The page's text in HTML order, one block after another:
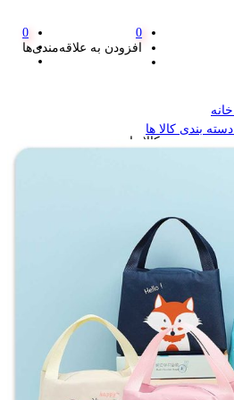
0
افزودن به علاقه‌مندی‌ها
0
خانه
دسته بندی کالا ها
دسته بندی کالا ها
اتود و نوک
روان نویس فانتزی
خودکار و خودکار فشاری
ماژیک ها
دفترچه یادداشت
استیکر
استیک نوت
خط کش و گونیا
کیف غذا
کوله پشتی
چسب
کاتر فانتزی
بوک مارک
ماشین حساب